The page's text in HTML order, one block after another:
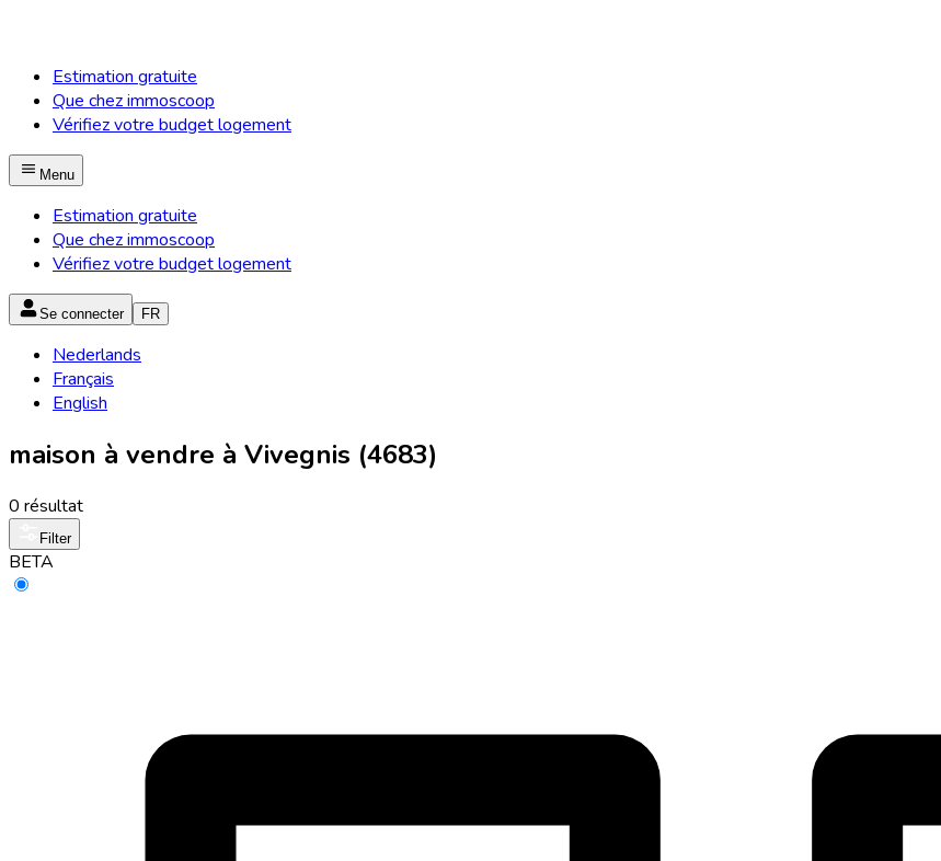
Estimation gratuite
Que chez immoscoop
Vérifiez votre budget logement
Menu
Estimation gratuite
Que chez immoscoop
Vérifiez votre budget logement
Se connecter FR
Nederlands
Français
English
maison à vendre à Vivegnis (4683)
0 résultat
Filter
BETA